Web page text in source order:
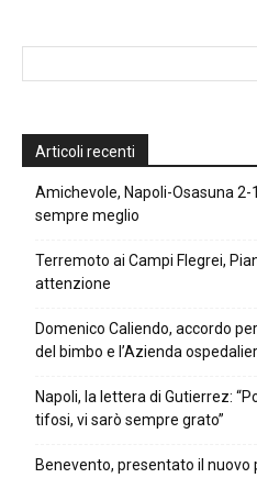
Articoli recenti
Amichevole, Napoli-Osasuna
sempre meglio
Terremoto ai Campi Flegrei,
attenzione
Domenico Caliendo, accordo
del bimbo e l’Azienda
Napoli, la lettera di Gutierrez:
tifosi, vi sarò sempre grato”
Benevento, presentato il